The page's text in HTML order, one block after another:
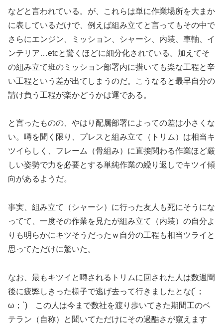
などと言われている。が、これらは単に作業場所を大まか
に表しているだけで、例えば組み立てと言ってもその中で
さらにエンジン、ミッション、シャーシ、内装、車軸、イ
ンテリア…etcと驚くほどに細分化されている。加えてそ
の組み立て班のミッション部署内に措いても楽な工程と辛
い工程という差が出てしまうのだ。こうなると最早自分の
請け負う工程が楽かどうかは運である。
と言ったものの、やはり配属部署によっての差は小さくな
い。噂を聞く限り、プレスと組み立て（トリム）は相当キ
ツイらしく、フレーム（骨組み）に直接関わる作業ほど厳
しい姿勢で力を必要とする単純作業の繰り返しでキツイ傾
向があるようだ。
事実、組み立て（シャーシ）に行った友人も死にそうにな
ってて、一度その作業を見たが組み立て（内装）の自分よ
りも明らかにキツそうだったｗ自分の工程も相当ツライと
思ってただけに驚いた。
なお、最もキツイと噂されるトリムに回された人は数週間
後に疲弊しきった様子で逃げ去って行きましたとな(´；
ω；`) この人は今まで数社を渡り歩いてきた期間工のベ
テラン（自称）と聞いてただけにその過酷さが窺えます